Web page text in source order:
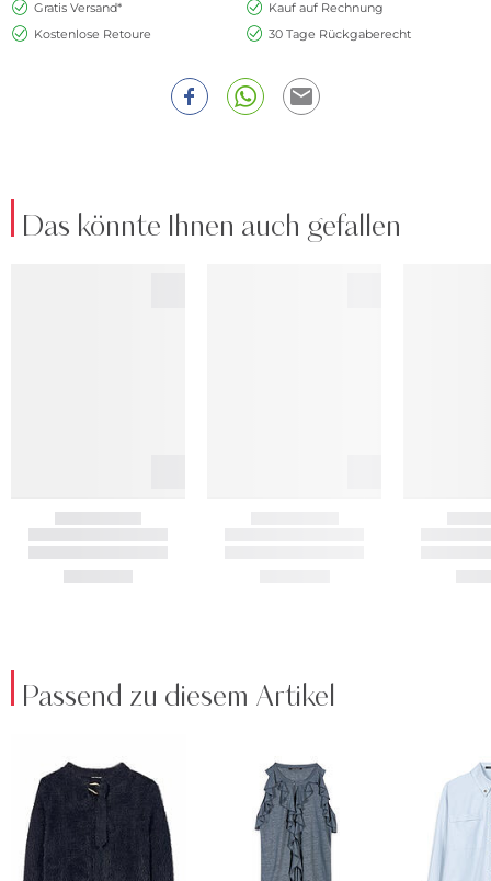
Gratis Versand*
Kauf auf Rechnung
Kostenlose Retoure
30 Tage Rückgaberecht
Das könnte Ihnen auch gefallen
Passend zu diesem Artikel